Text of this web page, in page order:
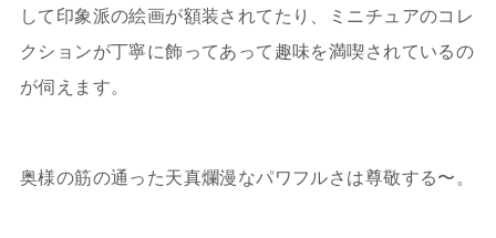
して印象派の絵画が額装されてたり、ミニチュアのコレ
クションが丁寧に飾ってあって趣味を満喫されているの
が伺えます。
奥様の筋の通った天真爛漫なパワフルさは尊敬する〜。